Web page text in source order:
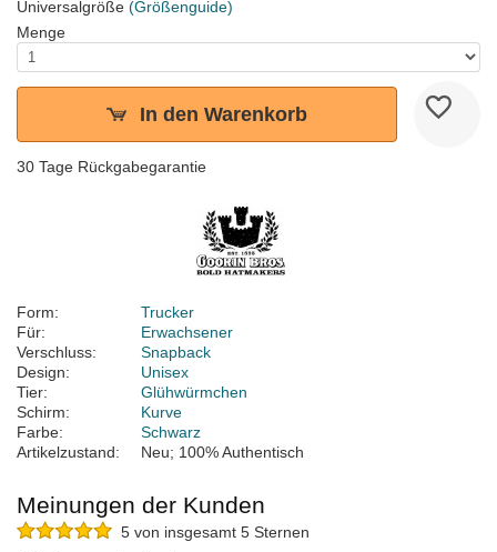
Universalgröße (Größenguide)
Menge
In den Warenkorb
30 Tage Rückgabegarantie
Form:
Trucker
Für:
Erwachsener
Verschluss:
Snapback
Design:
Unisex
Tier:
Glühwürmchen
Schirm:
Kurve
Farbe:
Schwarz
Artikelzustand:
Neu; 100% Authentisch
Meinungen der Kunden
5 von insgesamt 5 Sternen